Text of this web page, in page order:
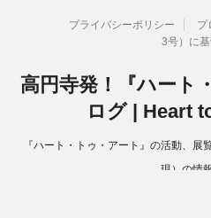
プライバシーポリシー プ
3号）に
高円寺発！『ハート
ログ | Heart
『ハート・トゥ・アート』の活動、
現）の情